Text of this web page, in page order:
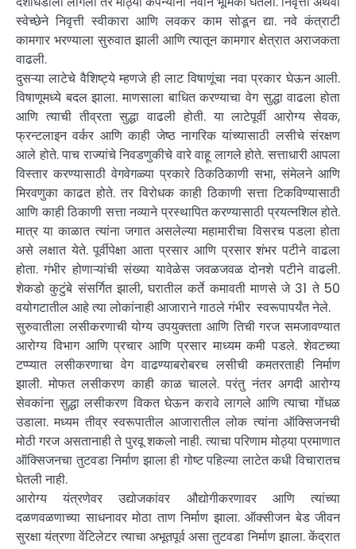
स्वेच्छेने निवृत्ती स्वीकारा आणि लवकर काम सोडून द्या. नवे कंत्राटी
कामगार भरण्याला सुरुवात झाली आणि त्यातून कामगार क्षेत्रात अराजकता
वाढली.
दुसऱ्या लाटेचे वैशिष्ट्ये म्हणजे ही लाट विषाणूंचा नवा प्रकार घेऊन आली.
विषाणूमध्ये बदल झाला. माणसाला बाधित करण्याचा वेग सुद्धा वाढला होता
आणि त्याची तीव्रता सुद्धा वाढली होती. या लाटेपूर्वी आरोग्य सेवक,
फ्रन्टलाइन वर्कर आणि काही जेष्ठ नागरिक यांच्यासाठी लसीचे संरक्षण
आले होते. पाच राज्यांचे निवडणुकीचे वारे वाहू लागले होते. सत्ताधारी आपला
विस्तार करण्यासाठी वेगवेगळ्या प्रकारे ठिकठिकाणी सभा, संमेलने आणि
मिरवणुका काढत होते. तर विरोधक काही ठिकाणी सत्ता टिकविण्यासाठी
आणि काही ठिकाणी सत्ता नव्याने प्रस्थापित करण्यासाठी प्रयत्नशिल होते.
मात्र या काळात त्यांना जगात असलेल्या महामारीचा विसरच पडला होता
असे लक्षात येते. पूर्वीपेक्षा आता प्रसार आणि प्रसार शंभर पटीने वाढला
होता. गंभीर होणाऱ्यांची संख्या यावेळेस जवळजवळ दोनशे पटीने वाढली.
शेकडो कुटुंबे संसर्गित झाली, घरातील कर्ते कमावती माणसे जे 31 ते 50
वयोगटातील आहे त्या लोकांनाही आजाराने गाठले गंभीर स्वरूपापर्यंत नेले.
सुरुवातीला लसीकरणाची योग्य उपयुक्तता आणि तिची गरज समजावण्यात
आरोग्य विभाग आणि प्रचार आणि प्रसार माध्यम कमी पडले. शेवटच्या
टप्प्यात लसीकरणाचा वेग वाढण्याबरोबरच लसीची कमतरताही निर्माण
झाली. मोफत लसीकरण काही काळ चालले. परंतु नंतर अगदी आरोग्य
सेवकांना सुद्धा लसीकरण विकत घेऊन करावे लागले आणि त्याचा गोंधळ
उडाला. मध्यम तीव्र स्वरूपातील आजारातील लोक त्यांना ऑक्सिजनची
मोठी गरज असतानाही ते पुरवू शकलो नाही. त्याचा परिणाम मोठ्या प्रमाणात
ऑक्सिजनचा तुटवडा निर्माण झाला ही गोष्ट पहिल्या लाटेत कधी विचारातच
घेतली नाही.
आरोग्य यंत्रणेवर उद्योजकांवर औद्योगीकरणावर आणि त्यांच्या
दळणवळणाच्या साधनावर मोठा ताण निर्माण झाला. ऑक्सीजन बेड जीवन
सुरक्षा यंत्रणा वेंटिलेटर त्याचा अभूतपूर्व असा तुटवडा निर्माण झाला. केंद्रात